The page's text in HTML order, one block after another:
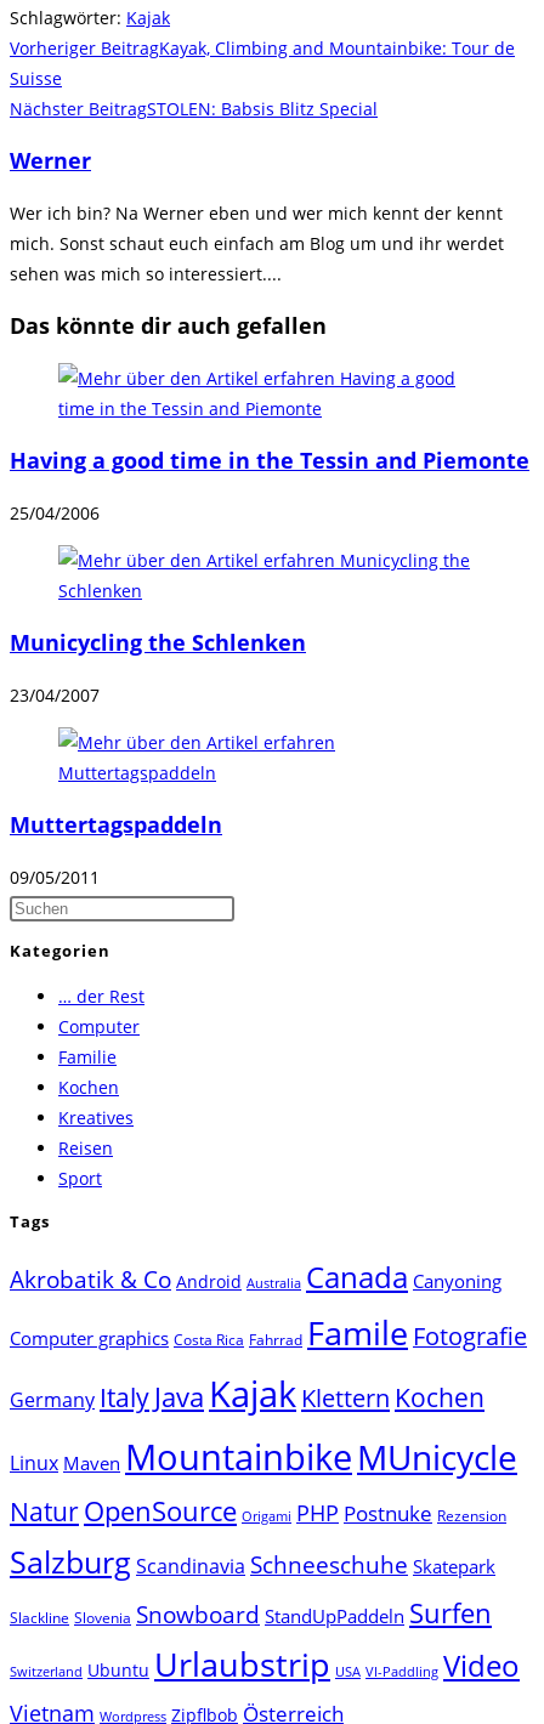
Schlagwörter: Kajak
Weitere
Artikel
ansehen
Vorheriger BeitragKayak, Climbing and Mountainbike: Tour de
Suisse
Nächster BeitragSTOLEN: Babsis Blitz Special
Werner
Wer ich bin? Na Werner eben und wer mich kennt der kennt
mich. Sonst schaut euch einfach am Blog um und ihr werdet
sehen was mich so interessiert....
Das könnte dir auch gefallen
Having a good time in the Tessin and Piemonte
25/04/2006
Municycling the Schlenken
23/04/2007
Muttertagspaddeln
09/05/2011
Press
Kategorien
… der Rest
Computer
Familie
Kochen
Kreatives
Reisen
Sport
Tags
Akrobatik & Co Android Australia Canada Canyoning
Computer graphics Costa Rica Fahrrad Famile Fotografie
Germany Italy Java Kajak Klettern Kochen
Linux Maven MountainbikeMUnicycle
NaturOpenSource Origami PHP Postnuke Rezension
SalzburgScandinavia Schneeschuhe Skatepark
Slackline Slovenia Snowboard StandUpPaddeln Surfen
Switzerland Ubuntu Urlaubstrip USA VI-Paddling Video
Vietnam Wordpress Zipflbob Österreich